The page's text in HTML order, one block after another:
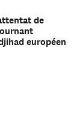
de
européen